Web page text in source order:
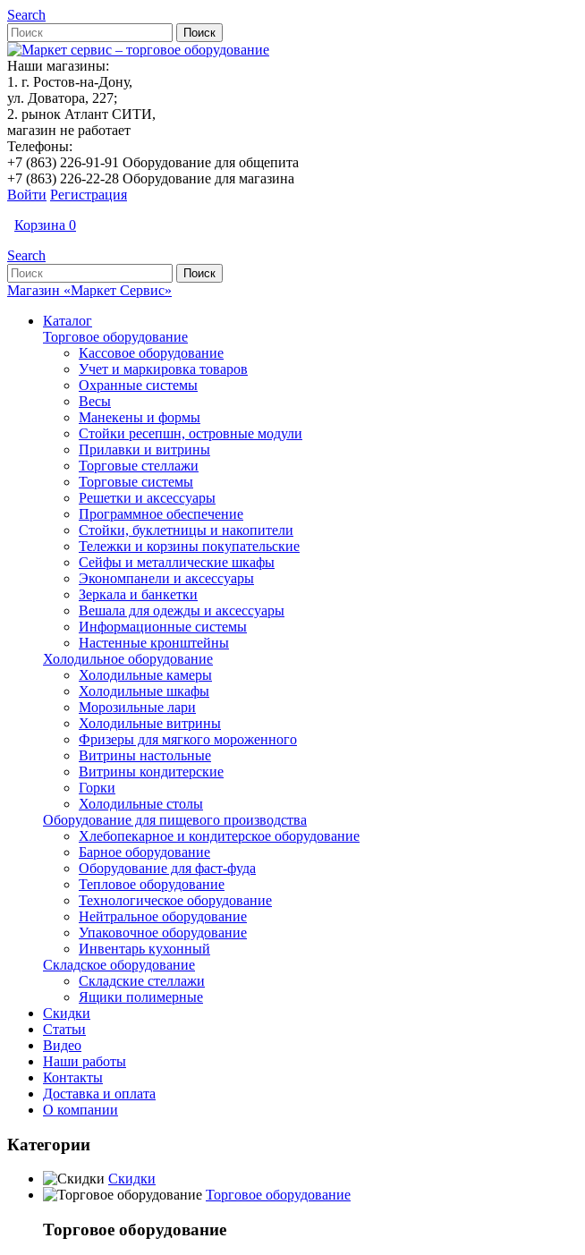
Search
Наши магазины:
1. г. Ростов-на-Дону,
ул. Доватора, 227;
2. рынок Атлант СИТИ,
магазин не работает
Телефоны:
+7 (863) 226-91-91 Оборудование для общепита
+7 (863) 226-22-28 Оборудование для магазина
Войти Регистрация
Корзина 0
Search
Магазин «Маркет Сервис»
Каталог
Торговое оборудование
Кассовое оборудование
Учет и маркировка товаров
Охранные системы
Весы
Манекены и формы
Стойки ресепшн, островные модули
Прилавки и витрины
Торговые стеллажи
Торговые системы
Решетки и аксессуары
Программное обеспечение
Стойки, буклетницы и накопители
Тележки и корзины покупательские
Сейфы и металлические шкафы
Экономпанели и аксессуары
Зеркала и банкетки
Вешала для одежды и аксессуары
Информационные системы
Настенные кронштейны
Холодильное оборудование
Холодильные камеры
Холодильные шкафы
Морозильные лари
Холодильные витрины
Фризеры для мягкого мороженного
Витрины настольные
Витрины кондитерские
Горки
Холодильные столы
Оборудование для пищевого производства
Хлебопекарное и кондитерское оборудование
Барное оборудование
Оборудование для фаст-фуда
Тепловое оборудование
Технологическое оборудование
Нейтральное оборудование
Упаковочное оборудование
Инвентарь кухонный
Складское оборудование
Складские стеллажи
Ящики полимерные
Скидки
Статьи
Видео
Наши работы
Контакты
Доставка и оплата
О компании
Категории
Скидки
Торговое оборудование
Торговое оборудование